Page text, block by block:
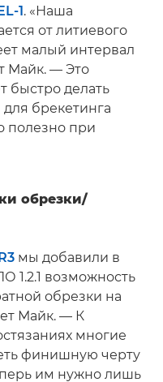
1. «Наша
от литиевого
малый интервал
Майк. — Это
быстро делать
брекетинга
полезно при
обрезки/
мы добавили в
1.2.1 возможность
обрезки на
Майк. — К
многие
финишную черту
им нужно лишь